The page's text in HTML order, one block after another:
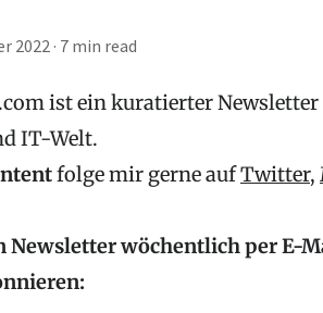
2022 · 7 min read
ist ein kuratierter
IT-Welt.
folge mir gerne aufTwitter,
Newsletter wöchentlich per E-